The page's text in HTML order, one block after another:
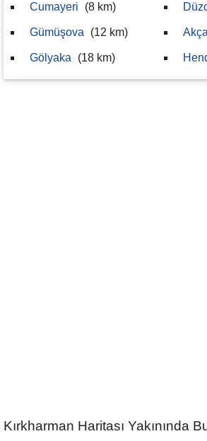
Cumayeri (8 km)
Gümüşova (12 km)
Gölyaka (18 km)
Kırkharman Haritası Yakınında